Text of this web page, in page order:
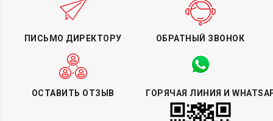
ПИСЬМО ДИРЕКТОРУ ОБРАТНЫЙ ЗВОНОК
ОСТАВИТЬ ОТЗЫВ ГОРЯЧАЯ ЛИНИЯ И